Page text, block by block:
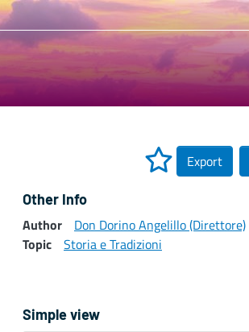
Export
Other Info
Author
Don Dorino Angelillo (Direttore)
Topic
Storia e Tradizioni
Simple view